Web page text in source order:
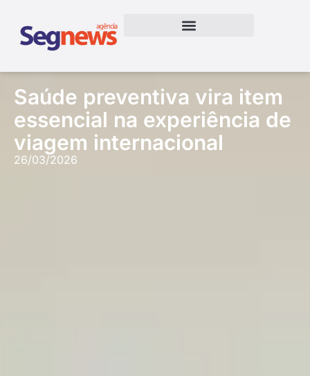
Saúde preventiva vira item
essencial na experiência de
viagem internacional
26/03/2026